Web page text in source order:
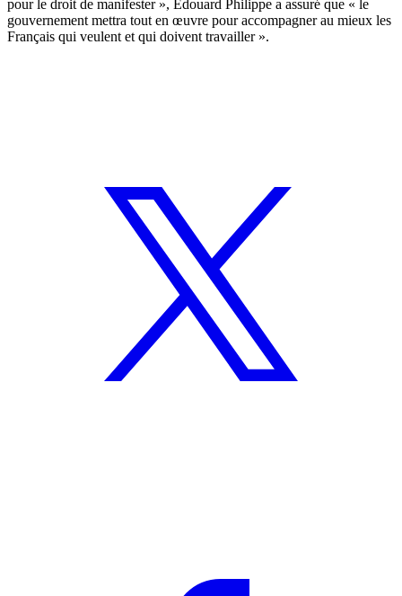
pour le droit de manifester », Édouard Philippe a assuré que « le
gouvernement mettra tout en œuvre pour accompagner au mieux les
Français qui veulent et qui doivent travailler ».